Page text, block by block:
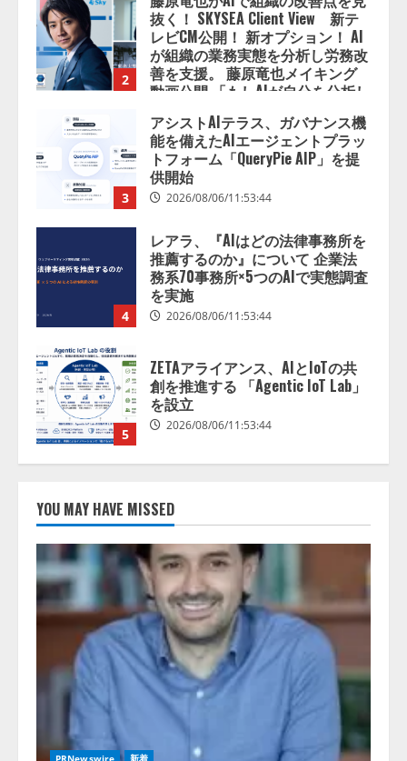
2
抜く！ SKYSEA Client View 新テ
レビCM公開！ 新オプション！ AI
が組織の業務実態を分析し労務改
善を支援。 藤原竜也メイキング
動画公開 「もしAIが自分を分析し
ある」「昨年の夏はカブトムシを
捕まえたり、虫と戦ったり…」
2026/08/06/14:54:31
3
アシストAIテラス、ガバナンス機
能を備えたAIエージェントプラッ
トフォーム「QueryPie AIP」を提
供開始
2026/08/06/11:53:44
4
レアラ、『AIはどの法律事務所を
推薦するのか』について 企業法
務系70事務所×5つのAIで実態調査
を実施
2026/08/06/11:53:44
5
ZETAアライアンス、AIとIoTの共
創を推進する 「Agentic IoT Lab」
を設立
2026/08/06/11:53:44
「TinhVan Technologies JSC.」と業
務提携
2026/08/06/14:54:32
藤原竜也がAIで組織の改善点を見
抜く！ SKYSEA Client View 新テ
レビCM公開！ 新オプション！ AI
が組織の業務実態を分析し労務改
善を支援。 藤原竜也メイキング
動画公開 「もしAIが自分を分析し
たら、すぐ休めと言われる自信が
ある」「昨年の夏はカブトムシを
捕まえたり、虫と戦ったり…」
アシストAIテラス、ガバナンス機
能を備えたAIエージェントプラッ
トフォーム「QueryPie AIP」を提
YOU MAY HAVE MISSED